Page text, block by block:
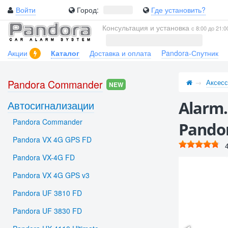
Войти Город:
Где установить?
Консультация и установка с 8:00 до
Акции Каталог Доставка и оплата Pandora-Спутник
Pandora Commander NEW
Автосигнализации
Pandora Commander
Pandora VX 4G GPS FD
Pandora VX-4G FD
Pandora VX 4G GPS v3
Pandora UF 3810 FD
Pandora UF 3830 FD